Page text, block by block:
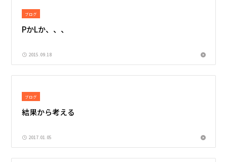
ブログ
PかLか、、、
2015.09.18
ブログ
結果から考える
2017.01.05